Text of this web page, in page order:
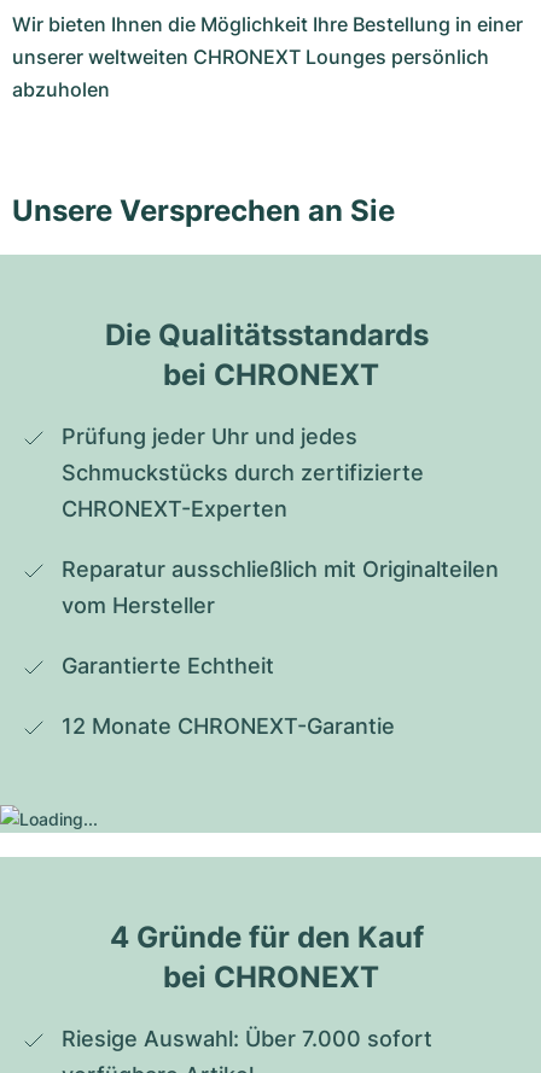
Wir bieten Ihnen die Möglichkeit Ihre Bestellung in einer
unserer weltweiten CHRONEXT Lounges persönlich
abzuholen
Unsere Versprechen an Sie
Die Qualitätsstandards
bei CHRONEXT
Prüfung jeder Uhr und jedes
Schmuckstücks durch zertifizierte
CHRONEXT-Experten
Reparatur ausschließlich mit Originalteilen
vom Hersteller
Garantierte Echtheit
12 Monate CHRONEXT-Garantie
4 Gründe für den Kauf
bei CHRONEXT
Riesige Auswahl: Über 7.000 sofort